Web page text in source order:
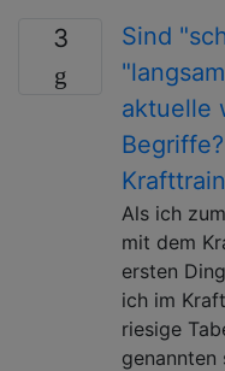
3
Sind
aktuelle
Als ich
mit dem
ersten
ich im
riesige
genannten